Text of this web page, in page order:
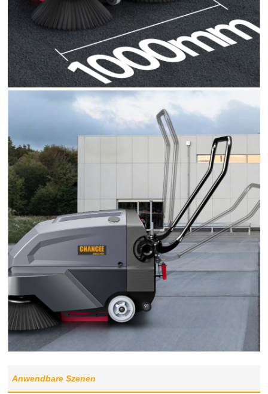
Anwendbare Szenen